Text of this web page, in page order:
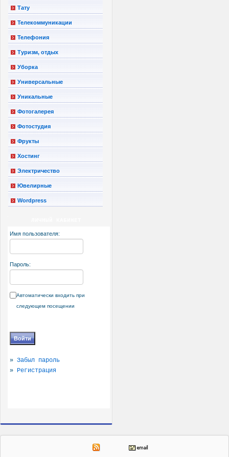
Тату
Телекоммуникации
Телефония
Туризм, отдых
Уборка
Универсальные
Уникальные
Фотогалерея
Фотостудия
Фрукты
Хостинг
Электричество
Ювелирные
Wordpress
Имя пользователя:
Пароль:
Автоматически входить при
следующем посещении
» Забыл пароль
» Регистрация